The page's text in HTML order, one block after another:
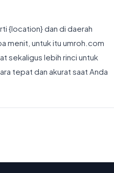
{location} dan di daerah
menit, untuk itu umroh.com
sekaligus lebih rinci untuk
tepat dan akurat saat Anda